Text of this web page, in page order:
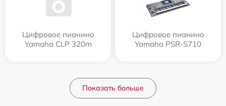
Цифровое пианино
Yamaha CLP 320m
Цифровое пианино
Yamaha PSR-S710
Показать больше